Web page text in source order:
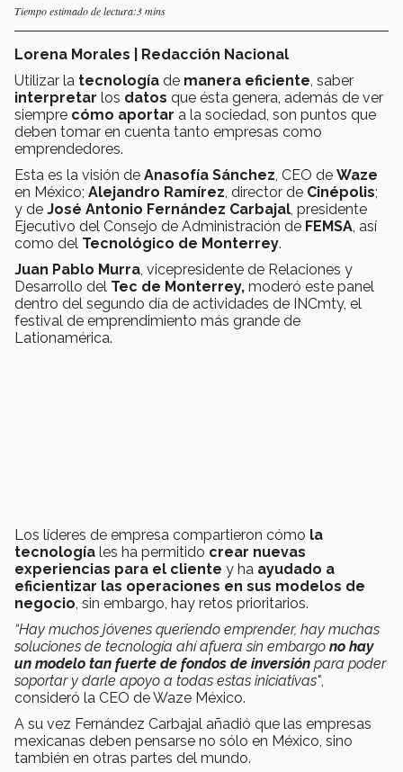
Tiempo estimado de lectura:3 mins
Lorena Morales | Redacción Nacional
Utilizar la tecnología de manera eficiente , saber
interpretar los datos que ésta genera, además de ver
siempre cómo aportar a la sociedad, son puntos que
deben tomar en cuenta tanto empresas como
emprendedores.
Esta es la visión de Anasofía Sánchez , CEO de Waze
en México; Alejandro Ramírez , director de Cinépolis;
y de José Antonio Fernández Carbajal , presidente
Ejecutivo del Consejo de Administración de FEMSA , así
como del Tecnológico de Monterrey.
Juan Pablo Murra , vicepresidente de Relaciones y
Desarrollo del Tec de Monterrey, moderó este panel
dentro del segundo día de actividades de INCmty, el
festival de emprendimiento más grande de
Lationamérica.
Los líderes de empresa compartieron cómo la
tecnología les ha permitido crear nuevas
experiencias para el cliente y ha ayudado a
eficientizar las operaciones en sus modelos de
negocio , sin embargo, hay retos prioritarios.
“Hay muchos jóvenes queriendo emprender, hay muchas
soluciones de tecnología ahí afuera sin embargo no hay
un modelo tan fuerte de fondos de inversión para poder
soportar y darle apoyo a todas estas iniciativas"
consideró la CEO de Waze México.
A su vez Fernández Carbajal añadió que las empresas
mexicanas deben pensarse no sólo en México, sino
también en otras partes del mundo.